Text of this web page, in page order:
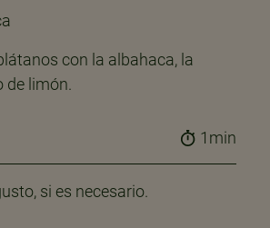
con la albahaca, la
de limón.
1min
si es necesario.